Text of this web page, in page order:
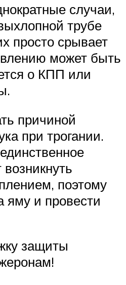
случаи,
трубе
просто срывает
может быть
о КПП или
причиной
при трогании.
возникнуть
поэтому
яму и провести
защиты